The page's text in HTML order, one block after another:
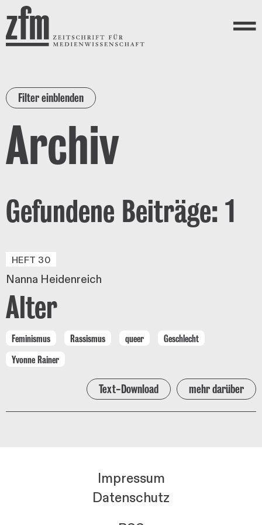
Direkt zum Inhalt
ZEITSCHRIFT FÜR
MEDIENWISSENSCHAFT
Menü
Filter einblenden
Archiv
Gefundene Beiträge: 1
HEFT 30
Nanna Heidenreich
Alter
Feminismus Rassismus queer
Geschlecht
Yvonne Rainer
Text-Download mehr darüber
Impressum
Datenschutz